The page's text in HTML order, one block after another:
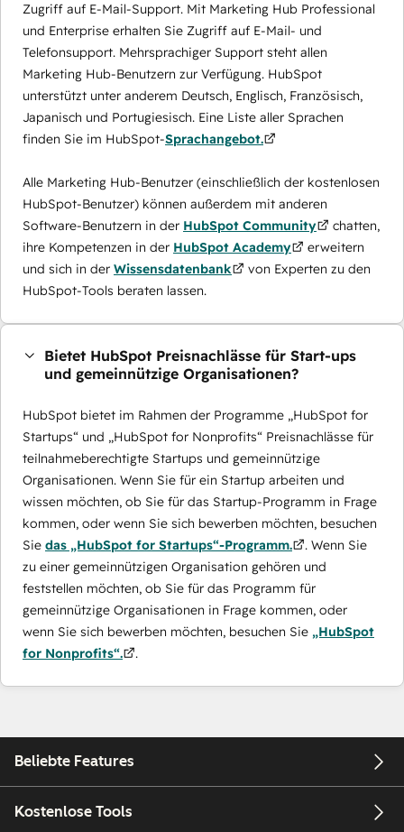
Zugriff auf E-Mail-Support. Mit Marketing Hub Professional
und Enterprise erhalten Sie Zugriff auf E-Mail- und
Telefonsupport. Mehrsprachiger Support steht allen
Marketing Hub-Benutzern zur Verfügung. HubSpot
unterstützt unter anderem Deutsch, Englisch, Französisch,
Japanisch und Portugiesisch. Eine Liste aller Sprachen
finden Sie im HubSpot-Sprachangebot.
Alle Marketing Hub-Benutzer (einschließlich der kostenlosen
HubSpot-Benutzer) können außerdem mit anderen
Software-Benutzern in der HubSpot Community
chatten,
ihre Kompetenzen in der HubSpot Academy
erweitern
und sich in der Wissensdatenbank
von Experten zu den
HubSpot-Tools beraten lassen.
Bietet HubSpot Preisnachlässe für Start-ups
und gemeinnützige Organisationen?
HubSpot bietet im Rahmen der Programme „HubSpot for
Startups“ und „HubSpot for Nonprofits“ Preisnachlässe für
teilnahmeberechtigte Startups und gemeinnützige
Organisationen. Wenn Sie für ein Startup arbeiten und
wissen möchten, ob Sie für das Startup-Programm in Frage
kommen, oder wenn Sie sich bewerben möchten, besuchen
Sie das „HubSpot for Startups“-Programm.
. Wenn Sie
zu einer gemeinnützigen Organisation gehören und
feststellen möchten, ob Sie für das Programm für
gemeinnützige Organisationen in Frage kommen, oder
wenn Sie sich bewerben möchten, besuchen Sie „HubSpot
for Nonprofits“.
.
Beliebte Features
Kostenlose Tools